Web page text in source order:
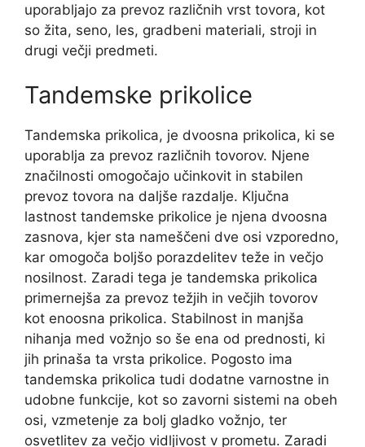
uporabljajo za prevoz različnih vrst tovora, kot
so žita, seno, les, gradbeni materiali, stroji in
drugi večji predmeti.
Tandemske prikolice
Tandemska prikolica, je dvoosna prikolica, ki se
uporablja za prevoz različnih tovorov. Njene
značilnosti omogočajo učinkovit in stabilen
prevoz tovora na daljše razdalje. Ključna
lastnost tandemske prikolice je njena dvoosna
zasnova, kjer sta nameščeni dve osi vzporedno,
kar omogoča boljšo porazdelitev teže in večjo
nosilnost. Zaradi tega je tandemska prikolica
primernejša za prevoz težjih in večjih tovorov
kot enoosna prikolica. Stabilnost in manjša
nihanja med vožnjo so še ena od prednosti, ki
jih prinaša ta vrsta prikolice. Pogosto ima
tandemska prikolica tudi dodatne varnostne in
udobne funkcije, kot so zavorni sistemi na obeh
osi, vzmetenje za bolj gladko vožnjo, ter
osvetlitev za večjo vidljivost v prometu. Zaradi